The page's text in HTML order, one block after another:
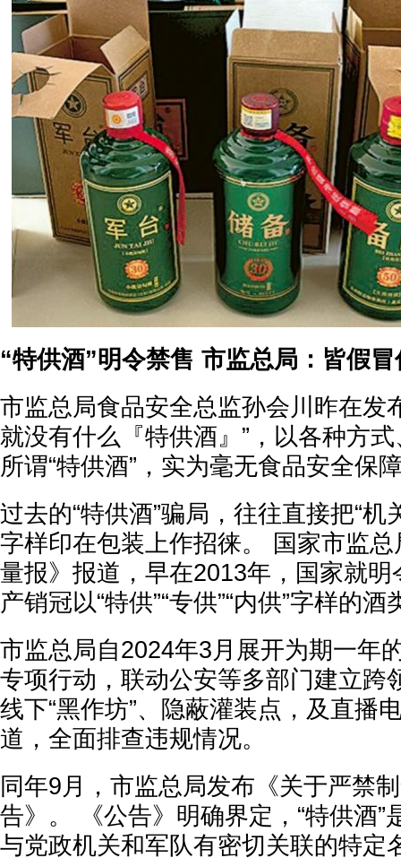
“特供酒”明令禁售 市监总局：皆假冒
市监总局食品安全总监孙会川昨在发
就没有什么『特供酒』”，以各种方
所谓“特供酒”，实为毫无食品安全保
过去的“特供酒”骗局，往往直接把“机
字样印在包装上作招徕。 国家市监
量报》报道，早在2013年，国家就
产销冠以“特供”“专供”“内供”字样的酒
市监总局自2024年3月展开为期一年
专项行动，联动公安等多部门建立跨
线下“黑作坊”、隐蔽灌装点，及直播
道，全面排查违规情况。
同年9月，市监总局发布《关于严禁
告》。 《公告》明确界定，“特供酒”
与党政机关和军队有密切关联的特定